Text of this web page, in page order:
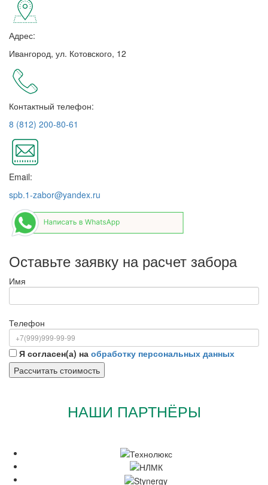
Адрес:
Ивангород, ул. Котовского, 12
Контактный телефон:
8 (812) 200-80-61
Email:
spb.1-zabor@yandex.ru
Оставьте заявку на расчет забора
Имя
Телефон
Я согласен(а) на обработку персональных данных
НАШИ ПАРТНЁРЫ